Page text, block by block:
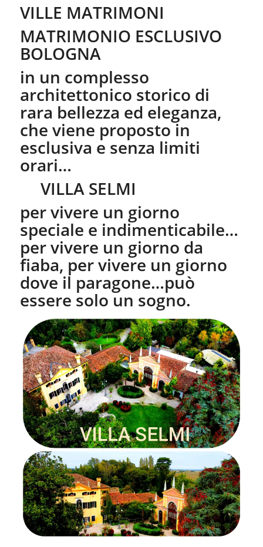
VILLE MATRIMONI
MATRIMONIO ESCLUSIVO
BOLOGNA
in un complesso
architettonico storico di
rara bellezza ed eleganza,
che viene proposto in
esclusiva e senza limiti
orari…
VILLA SELMI
per vivere un giorno
speciale e indimenticabile…
per vivere un giorno da
fiaba, per vivere un giorno
dove il paragone…può
essere solo un sogno.